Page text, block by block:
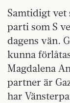
Samtidigt
parti som S
dagens vän.
kunna
Magdalena
partner är
har